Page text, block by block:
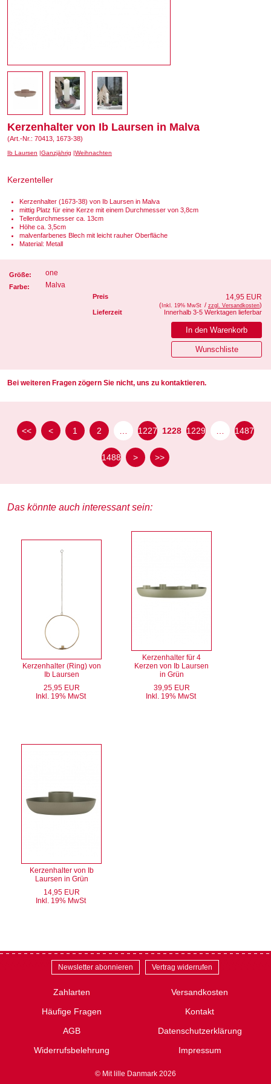
Kerzenhalter von Ib Laursen in Malva
(Art.-Nr.: 70413, 1673-38)
Ib Laursen Ganzjährig Weihnachten
Kerzenteller
Kerzenhalter (1673-38) von Ib Laursen in Malva
mittig Platz für eine Kerze mit einem Durchmesser von 3,8cm
Tellerdurchmesser ca. 13cm
Höhe ca. 3,5cm
malvenfarbenes Blech mit leicht rauher Oberfläche
Material: Metall
Größe: one
Farbe: Malva
Preis 14,95 EUR
( Inkl. 19% MwSt / zzgl. Versandkosten)
Lieferzeit
Innerhalb 3-5 Werktagen lieferbar
Bei weiteren Fragen zögern Sie nicht, uns zu kontaktieren.
<< < 1 2 1227 1228 1229 1487
1488 > >>
Das könnte auch interessant sein:
Kerzenhalter (Ring) von
Ib Laursen
25,95 EUR
Inkl. 19% MwSt
Kerzenhalter für 4
Kerzen von Ib Laursen
in Grün
39,95 EUR
Inkl. 19% MwSt
Kerzenhalter von Ib
Laursen in Grün
14,95 EUR
Inkl. 19% MwSt
Newsletter abonnieren Vertrag widerrufen
Zahlarten
Versandkosten
Häufige Fragen
Kontakt
AGB
Datenschutzerklärung
Widerrufsbelehrung
Impressum
© Mit lille Danmark 2026